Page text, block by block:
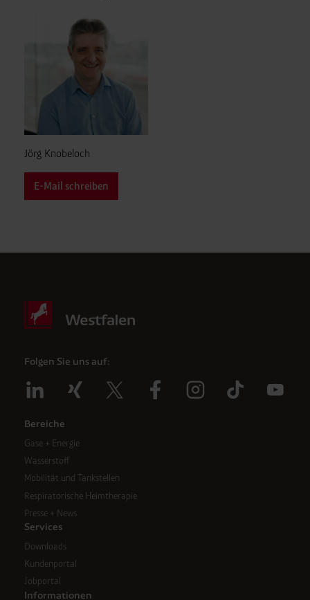
Jörg Knobeloch
E-Mail schreiben
Folgen Sie uns auf:
Bereiche
Gase + Energie
Wasserstoff
Mobilität und Tankstellen
Respiratorische Heimtherapie
Presse + News
Services
Downloads
Kundenportal
Jobportal
Informationen